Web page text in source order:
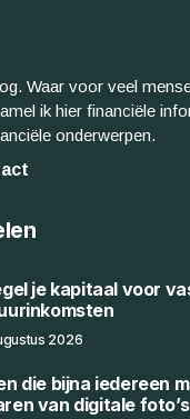
Waar voor veel
ik hier financiële
onderwerpen.
je kapitaal voor
2026
die bijna iedereen
van digitale foto’s